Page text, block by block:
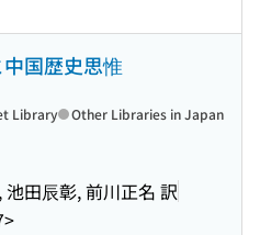
国歴史思惟
田辰彰, 前川正名 訳
Library Other Libraries in Japan